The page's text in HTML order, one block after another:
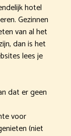
hotel
Gezinnen
van al het
dan is het
lees je
dat er geen
voor
(niet